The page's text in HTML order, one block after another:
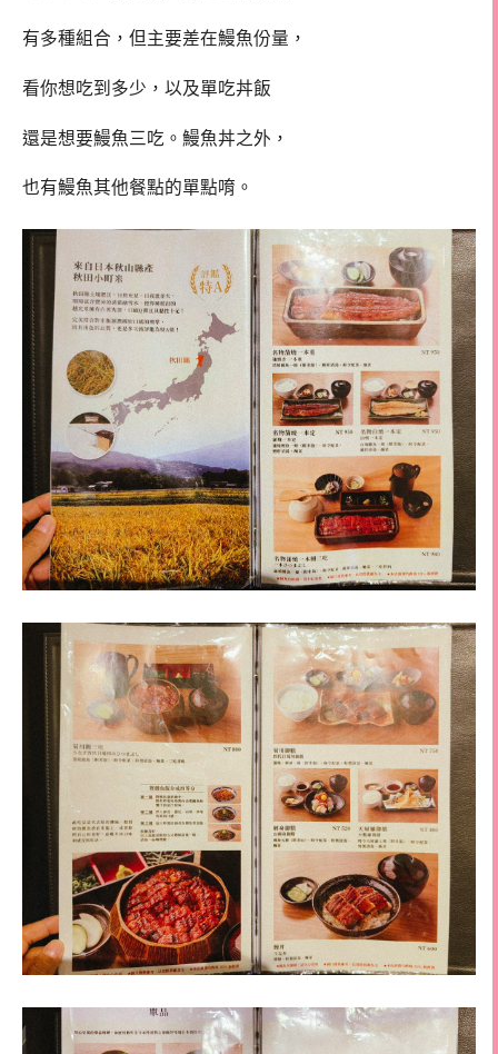
有多種組合，但主要差在鰻魚份量，
看你想吃到多少，以及單吃丼飯
還是想要鰻魚三吃。鰻魚丼之外，
也有鰻魚其他餐點的單點唷。